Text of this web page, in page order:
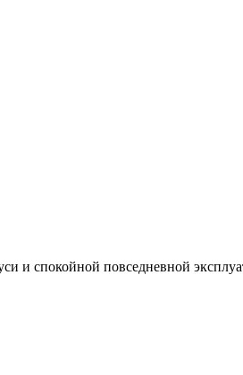
и спокойной повседневной